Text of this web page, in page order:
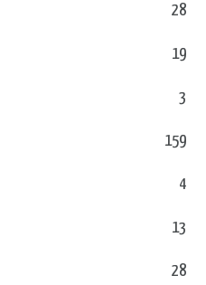
28
19
3
159
4
13
28